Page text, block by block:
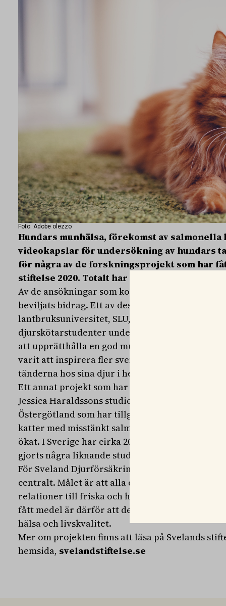
Foto: Adobe olezzo
Hundars munhälsa, förekomst av salmonella
videokapslar för undersökning av hundars
för några av de forskningsprojekt som har
stiftelse 2020. Totalt har 418 000 kronor delats
Av de ansökningar som kom in till Svelands
beviljats bidrag. Ett av dessa är forskning som
lantbruksuniversitet, SLU, i Uppsala. Där har
djurskötarstudenter undersökt effektiviteten
att upprätthålla en god munhälsa hos hundar.
varit att inspirera fler svenska hundägare till
tänderna hos sina djur i hemmet, något som de
Ett annat projekt som har fått medel från
Jessica Haraldssons studie om förekomst av
Östergötland som har tillgång till utevistelse.
katter med misstänkt salmonella ökat och
ökat. I Sverige har cirka 20 procent av
gjorts några liknande studier på hur vanligt
För Sveland Djurförsäkringar och Svelands
centralt. Målet är att alla djurägare ska kunna
relationer till friska och hälsosamma djur.
fått medel är därför att de bidrar till utveckling
hälsa och livskvalitet.
Mer om projekten finns att läsa på Svelands
hemsida, svelandstiftelse.se